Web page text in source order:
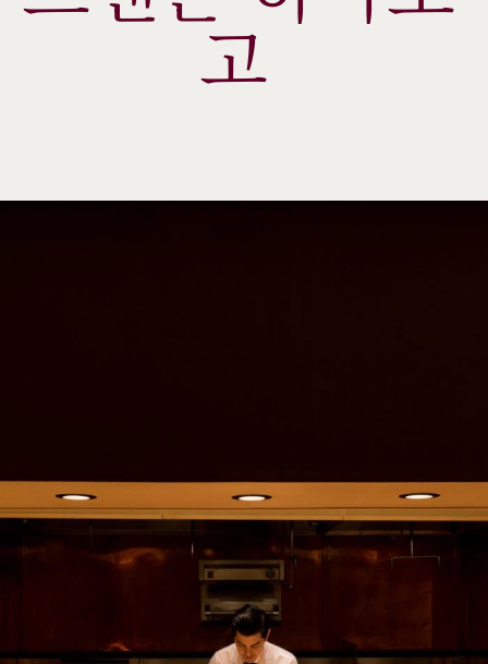
고